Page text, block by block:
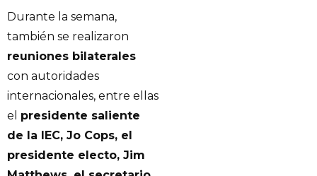
Durante la semana,
también se realizaron
reuniones bilaterales
con autoridades
internacionales, entre ellas
el presidente saliente
de la IEC, Jo Cops, el
presidente electo, Jim